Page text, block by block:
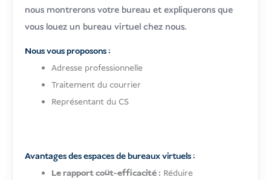
nous montrerons votre bureau et expliquerons que
vous louez un bureau virtuel chez nous.
Nous vous proposons :
Adresse professionnelle
Traitement du courrier
Représentant du CS
Avantages des espaces de bureaux virtuels :
Le rapport coût-efficacité : Réduire